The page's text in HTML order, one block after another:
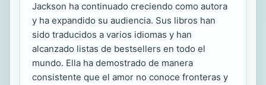
Jackson ha continuado creciendo como autora
y ha expandido su audiencia. Sus libros han
sido traducidos a varios idiomas y han
alcanzado listas de bestsellers en todo el
mundo. Ella ha demostrado de manera
consistente que el amor no conoce fronteras y